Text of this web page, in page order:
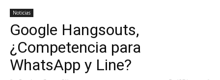
Noticias
Google Hangsouts,
¿Competencia para
WhatsApp y Line?